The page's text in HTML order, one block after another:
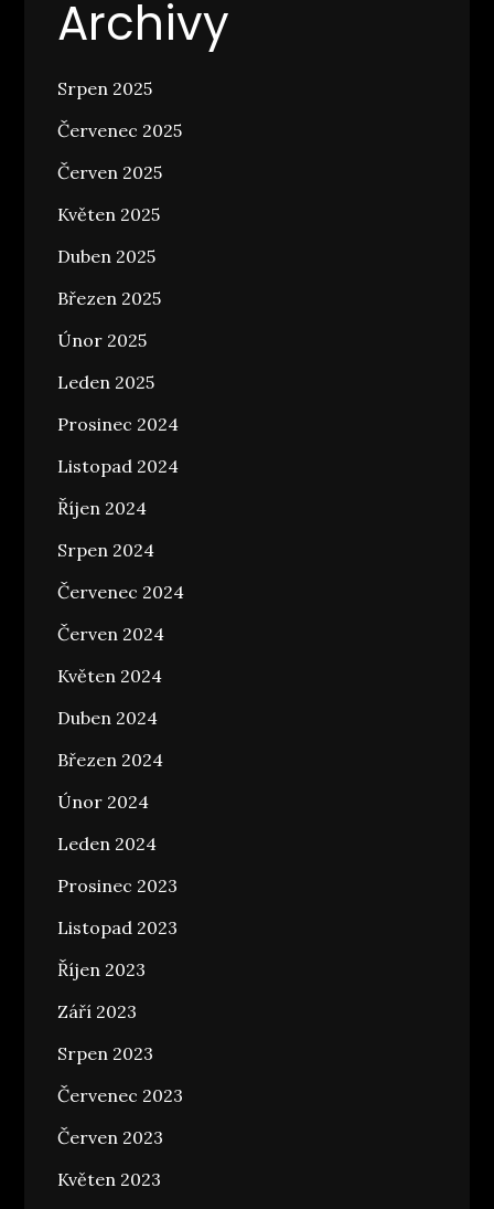
Archivy
Srpen 2025
Červenec 2025
Červen 2025
Květen 2025
Duben 2025
Březen 2025
Únor 2025
Leden 2025
Prosinec 2024
Listopad 2024
Říjen 2024
Srpen 2024
Červenec 2024
Červen 2024
Květen 2024
Duben 2024
Březen 2024
Únor 2024
Leden 2024
Prosinec 2023
Listopad 2023
Říjen 2023
Září 2023
Srpen 2023
Červenec 2023
Červen 2023
Květen 2023